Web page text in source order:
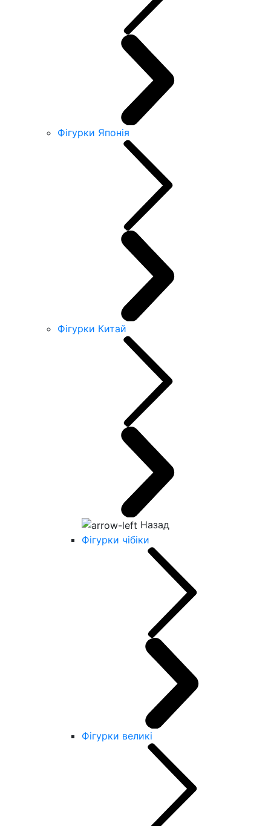
Фігурки Японія
Фігурки Китай
Назад
Фігурки чібіки
Фігурки великі